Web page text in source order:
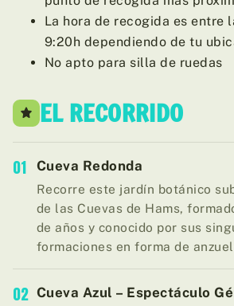
La hora de recogida es entre
9:20h dependiendo de tu
No apto para silla de ruedas
EL RECORRIDO
01 Cueva Redonda
Recorre este jardín botánico
de las Cuevas de Hams,
de años y conocido por sus
formaciones en forma de
02 Cueva Azul – Espectáculo